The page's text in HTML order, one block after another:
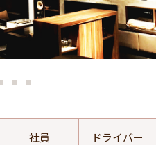
社員
ドライバー